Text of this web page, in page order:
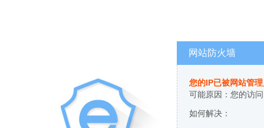
网站防火墙
您的IP已被网站管
可能原因：您的访
如何解决：